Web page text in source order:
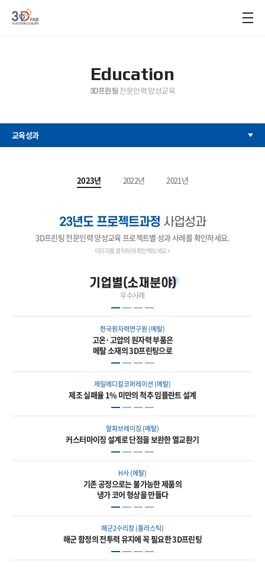
Education
3D프린팅 전문인력 양성교육
교육성과
2023년 2022년 2021년
23년도 프로젝트과정 사업성과
3D프린팅 전문인력 양성교육 프로젝트별 성과 사례를 확인하세요.
이미지를 클릭하여 확인해보세요 +
기업별(소재분야)
우수사례
한국원자력연구원 (메탈)
고온·고압의 원자력 부품은
메탈 소재의 3D프린팅으로
제일메디칼코퍼레이션 (메탈)
제조 실패율 1% 미만의 척추 임플란트 설계
알파브레이징 (메탈)
커스터마이징 설계로 단점을 보완한 열교환기
H사 (메탈)
기존 공정으로는 불가능한 제품의
냉가 코어 형상을 만들다
해군2수리창 (플라스틱)
해군 함정의 전투력 유지에 꼭 필요한 3D프린팅